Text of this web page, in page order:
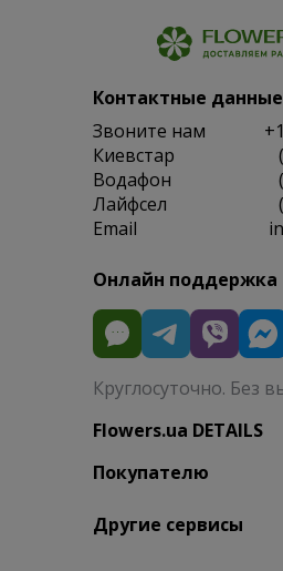
Контактные данные
Звоните нам
Киевстар
Водафон
Лайфсел
Email
Онлайн поддержка
Круглосуточно. Без
Flowers.ua DETAILS
Покупателю
Другие сервисы